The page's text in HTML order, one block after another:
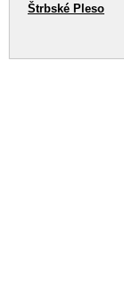
Štrbské Pleso